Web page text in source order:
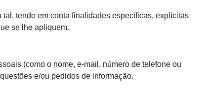
tendo em conta finalidades específicas, explícitas
se lhe apliquem.
(como o nome, e-mail, número de telefone ou
e/ou pedidos de informação.